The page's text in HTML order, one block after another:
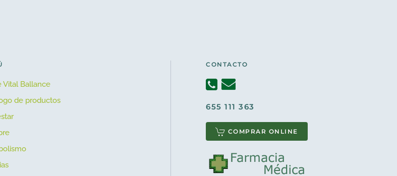
Vital Ballance
de productos
CONTACTO
655 111 363
COMPRAR ONLINE